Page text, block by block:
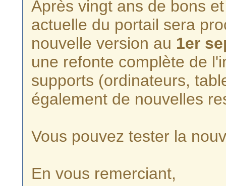
Après vingt ans de bons
actuelle du portail sera
nouvelle version au 1er
une refonte complète de
supports (ordinateurs,
également de nouvelles
Vous pouvez tester la
En vous remerciant,